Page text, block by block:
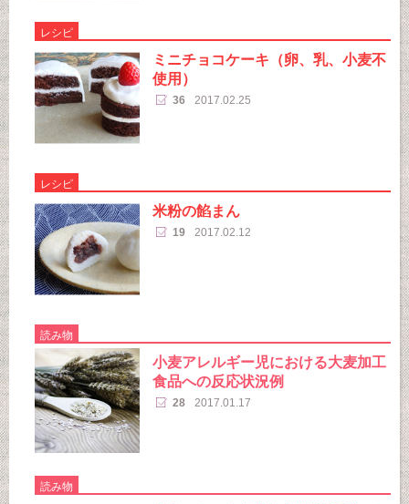
レシピ
ミニチョコケーキ（卵、乳、小麦不
使用）
36 2017.02.25
レシピ
米粉の餡まん
19 2017.02.12
読み物
小麦アレルギー児における大麦加工
食品への反応状況例
28 2017.01.17
読み物